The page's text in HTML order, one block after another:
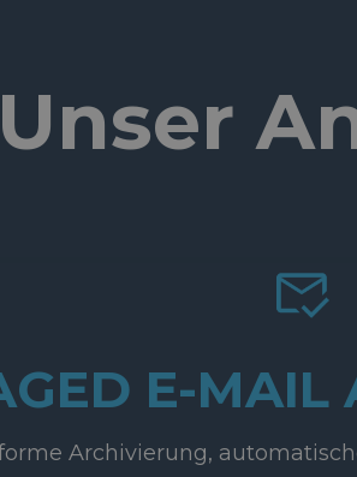
Unser
E-MAIL
Archivierung,